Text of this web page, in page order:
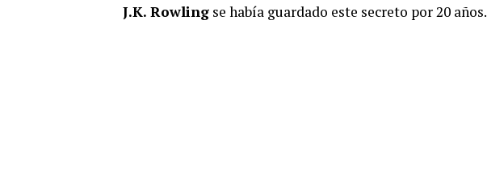
J.K. Rowling se había guardado este secreto por 20 años.